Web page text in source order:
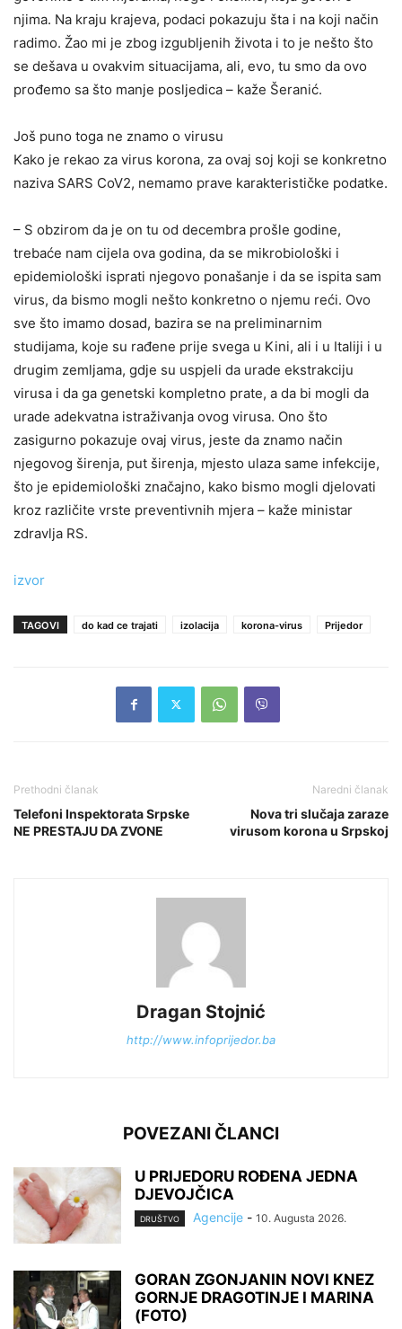
njima. Na kraju krajeva, podaci pokazuju šta i na koji način
radimo. Žao mi je zbog izgubljenih života i to je nešto što
se dešava u ovakvim situacijama, ali, evo, tu smo da ovo
prođemo sa što manje posljedica – kaže Šeranić.
Još puno toga ne znamo o virusu
Kako je rekao za virus korona, za ovaj soj koji se konkretno
naziva SARS CoV2, nemamo prave karakterističke podatke.
– S obzirom da je on tu od decembra prošle godine,
trebaće nam cijela ova godina, da se mikrobiološki i
epidemiološki isprati njegovo ponašanje i da se ispita sam
virus, da bismo mogli nešto konkretno o njemu reći. Ovo
sve što imamo dosad, bazira se na preliminarnim
studijama, koje su rađene prije svega u Kini, ali i u Italiji i u
drugim zemljama, gdje su uspjeli da urade ekstrakciju
virusa i da ga genetski kompletno prate, a da bi mogli da
urade adekvatna istraživanja ovog virusa. Ono što
zasigurno pokazuje ovaj virus, jeste da znamo način
njegovog širenja, put širenja, mjesto ulaza same infekcije,
što je epidemiološki značajno, kako bismo mogli djelovati
kroz različite vrste preventivnih mjera – kaže ministar
zdravlja RS.
izvor
TAGOVI do kad ce trajati izolacija korona-virus Prijedor
Prethodni članak
Telefoni Inspektorata Srpske
NE PRESTAJU DA ZVONE
Naredni članak
Nova tri slučaja zaraze
virusom korona u Srpskoj
Dragan Stojnić
http://www.infoprijedor.ba
POVEZANI ČLANCI
U PRIJEDORU ROĐENA JEDNA
DJEVOJČICA
DRUŠTVO Agencije - 10. Augusta 2026.
GORAN ZGONJANIN NOVI KNEZ
GORNJE DRAGOTINJE I MARINA
(FOTO)